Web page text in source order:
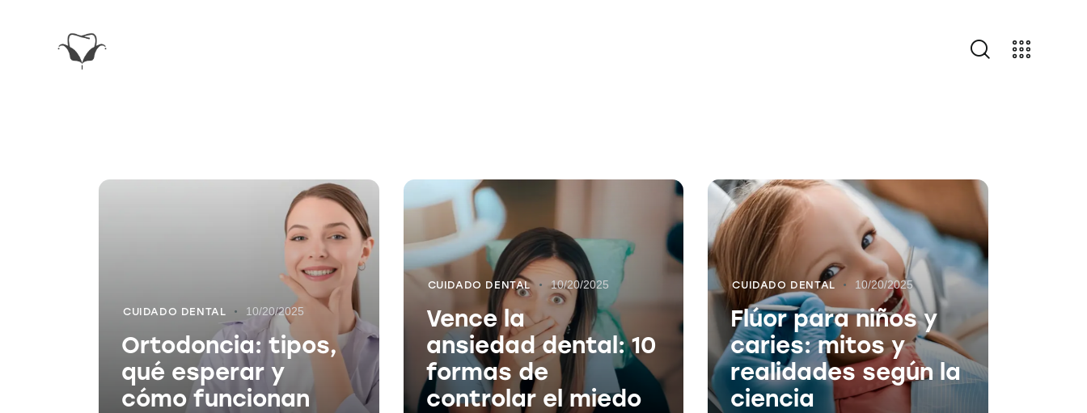
CUIDADO DENTAL 10/20/2025
Ortodoncia: tipos,
qué esperar y
cómo funcionan
CUIDADO DENTAL 10/20/2025
Vence la
ansiedad dental: 10
formas de
controlar el miedo
CUIDADO DENTAL 10/20/2025
Flúor para niños y
caries: mitos y
realidades según la
ciencia